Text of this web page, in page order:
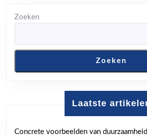
Zoeken
Zoeken
Laatste
Concrete voorbeelden van